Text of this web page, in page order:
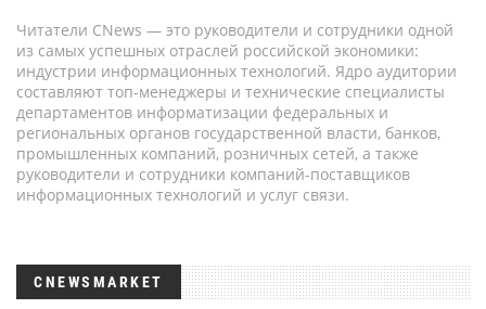
Читатели CNews — это руководители и сотрудники одной
из самых успешных отраслей российской экономики:
индустрии информационных технологий. Ядро аудитории
составляют топ-менеджеры и технические специалисты
департаментов информатизации федеральных и
региональных органов государственной власти, банков,
промышленных компаний, розничных сетей, а также
руководители и сотрудники компаний-поставщиков
информационных технологий и услуг связи.
CNEWSMARKET